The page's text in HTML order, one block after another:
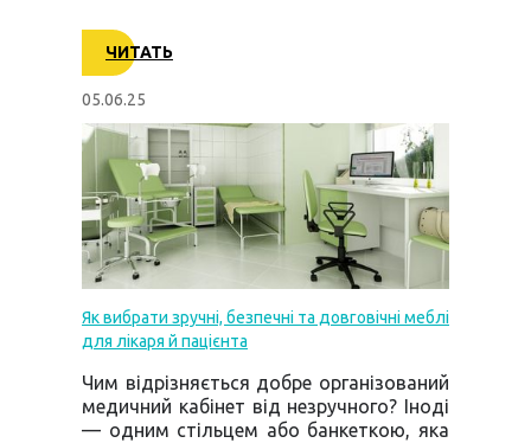
ЧИТАТЬ
05.06.25
Як вибрати зручні, безпечні та довговічні меблі
для лікаря й пацієнта
Чим відрізняється добре організований
медичний кабінет від незручного? Іноді
— одним стільцем або банкеткою, яка